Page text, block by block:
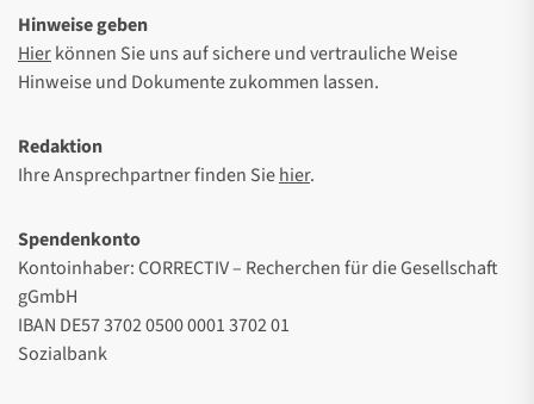
Hinweise geben
Hierkönnen Sie uns auf sichere und vertrauliche Weise
Hinweise und Dokumente zukommen lassen.
Redaktion
Ihre Ansprechpartner finden Siehier.
Spendenkonto
Kontoinhaber: CORRECTIV – Recherchen für die Gesellschaft
gGmbH
IBAN DE57 3702 0500 0001 3702 01
Sozialbank